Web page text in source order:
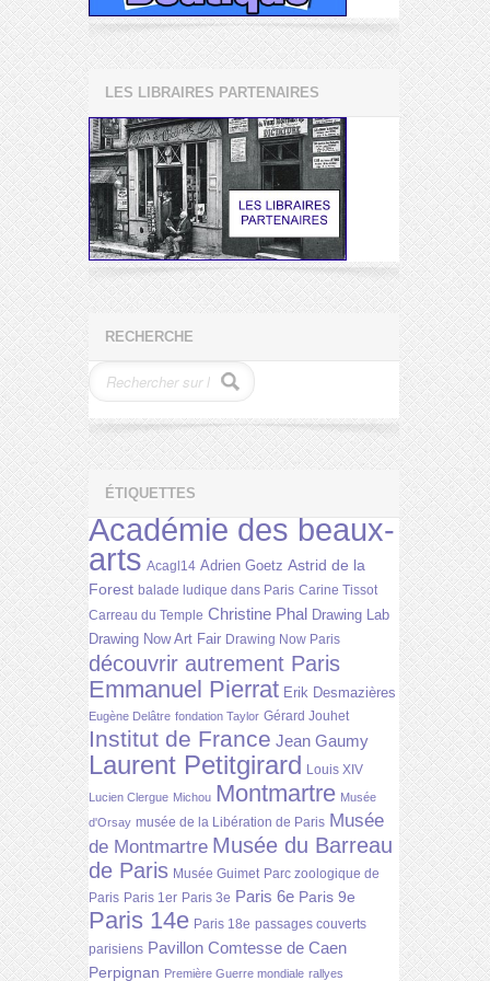
LES LIBRAIRES PARTENAIRES
RECHERCHE
ÉTIQUETTES
Académie des beaux-
arts Acagl14 Adrien Goetz Astrid de la
Forest balade ludique dans Paris Carine Tissot
Carreau du Temple Christine Phal Drawing Lab
Drawing Now Art Fair Drawing Now Paris
découvrir autrement Paris
Emmanuel Pierrat Erik Desmazières
Eugène Delâtre fondation Taylor Gérard Jouhet
Institut de France Jean Gaumy
Laurent Petitgirard Louis XIV
Lucien Clergue Michou Montmartre Musée
d'Orsay musée de la Libération de Paris Musée
de Montmartre Musée du Barreau
de Paris Musée Guimet Parc zoologique de
Paris Paris 1er Paris 3e Paris 6e Paris 9e
Paris 14e Paris 18e passages couverts
parisiens Pavillon Comtesse de Caen
Perpignan Première Guerre mondiale rallyes